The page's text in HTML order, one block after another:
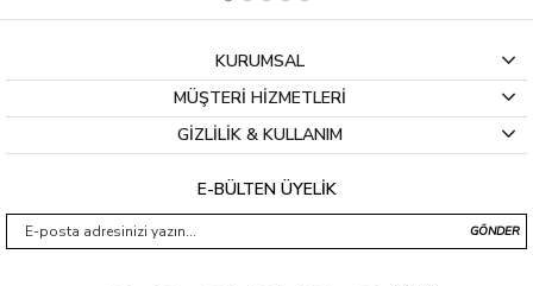
KURUMSAL
MÜŞTERİ HİZMETLERİ
GİZLİLİK & KULLANIM
E-BÜLTEN ÜYELİK
GÖNDER